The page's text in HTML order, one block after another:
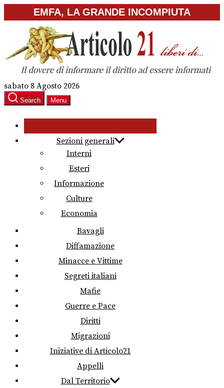
to
content
EMFA, LA GRANDE INCOMPIUTA
sabato 8 Agosto 2026
Search Menu
Sezioni generali
Interni
Esteri
Informazione
Culture
Economia
Bavagli
Diffamazione
Minacce e Vittime
Segreti italiani
Mafie
Guerre e Pace
Diritti
Migrazioni
Iniziative di Articolo21
Appelli
Dal Territorio